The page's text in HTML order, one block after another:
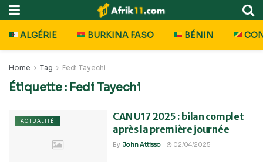
ALGÉRIE BURKINA FASO BÉNIN
Home Tag Fedi Tayechi
Étiquette : Fedi Tayechi
ACTUALITÉ
CAN U17 2025 : bilan complet
après la première journée
By John Attisso 02/04/2025